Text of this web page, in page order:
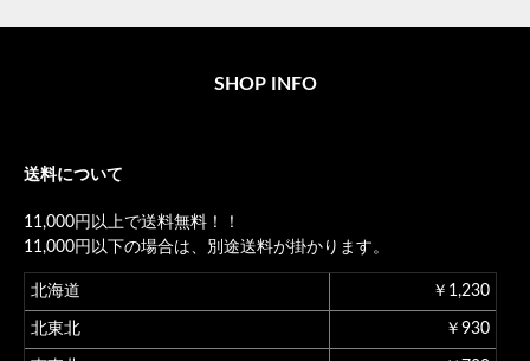
SHOP INFO
送料について
11,000円以上で送料無料！！
11,000円以下の場合は、別途送料が掛かります。
北海道 ￥1,230
北東北 ￥930